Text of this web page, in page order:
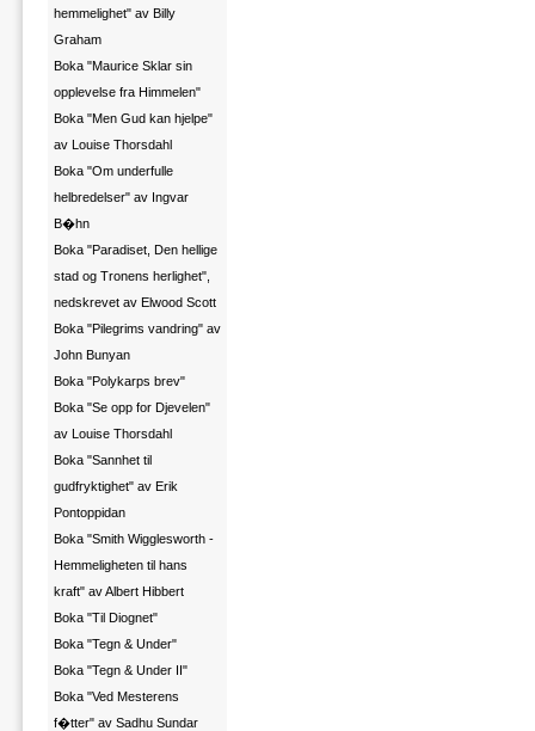
hemmelighet" av Billy
Graham
Boka "Maurice Sklar sin
opplevelse fra Himmelen"
Boka "Men Gud kan hjelpe"
av Louise Thorsdahl
Boka "Om underfulle
helbredelser" av Ingvar
B�hn
Boka "Paradiset, Den hellige
stad og Tronens herlighet",
nedskrevet av Elwood Scott
Boka "Pilegrims vandring" av
John Bunyan
Boka "Polykarps brev"
Boka "Se opp for Djevelen"
av Louise Thorsdahl
Boka "Sannhet til
gudfryktighet" av Erik
Pontoppidan
Boka "Smith Wigglesworth -
Hemmeligheten til hans
kraft" av Albert Hibbert
Boka "Til Diognet"
Boka "Tegn & Under"
Boka "Tegn & Under II"
Boka "Ved Mesterens
f�tter" av Sadhu Sundar